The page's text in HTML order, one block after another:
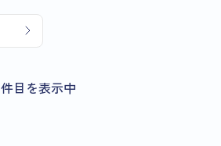
件目を表示中